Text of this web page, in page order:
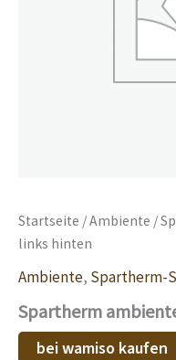
Startseite /Ambiente /
links hinten
Ambiente, Spartherm-
Spartherm
bei wamiso kaufen